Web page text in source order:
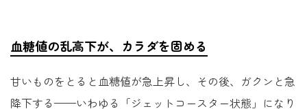
血糖値の乱高下が、カラダを固める
甘いものをとると血糖値が急上昇し、その後、ガクンと急
降下する——いわゆる「ジェットコースター状態」になり